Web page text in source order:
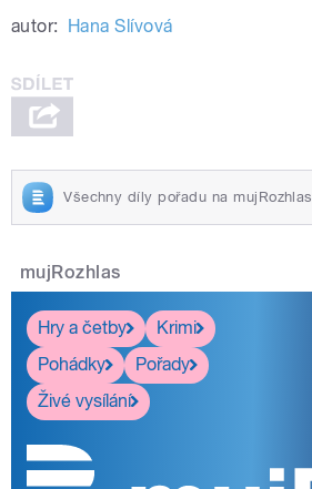
autor: Hana Slívová
Všechny díly pořadu na mujRozhlas
mujRozhlas
Hry a četby
Krimi
Pohádky
Pořady
Živé vysílání